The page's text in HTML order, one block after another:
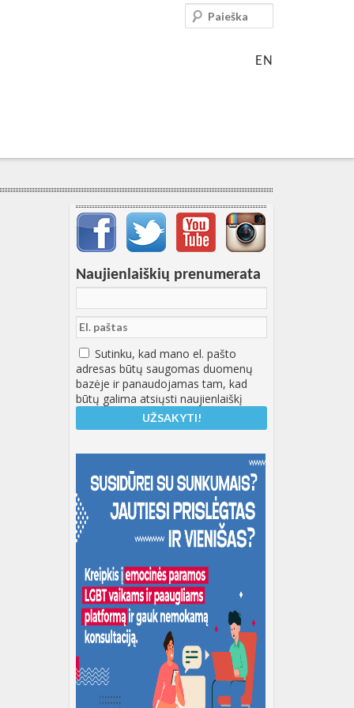
EN
Paieška
Svarbių įrašų meniu
Naujienlaiškių prenumerata
Sutinku, kad mano el. pašto
adresas būtų saugomas duomenų
bazėje ir panaudojamas tam, kad
būtų galima atsiųsti naujienlaiškį